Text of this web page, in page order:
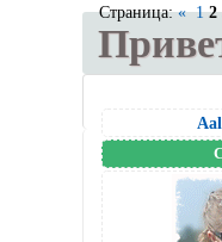
Страница:« 1 2